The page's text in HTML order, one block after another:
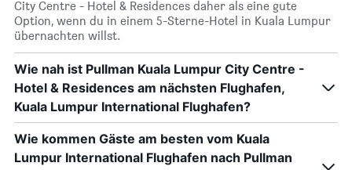
City Centre - Hotel & Residences daher als eine gute
Option, wenn du in einem 5-Sterne-Hotel in Kuala Lumpur
übernachten willst.
Wie nah ist Pullman Kuala Lumpur City Centre -
Hotel & Residences am nächsten Flughafen,
Kuala Lumpur International Flughafen?
Wie kommen Gäste am besten vom Kuala
Lumpur International Flughafen nach Pullman